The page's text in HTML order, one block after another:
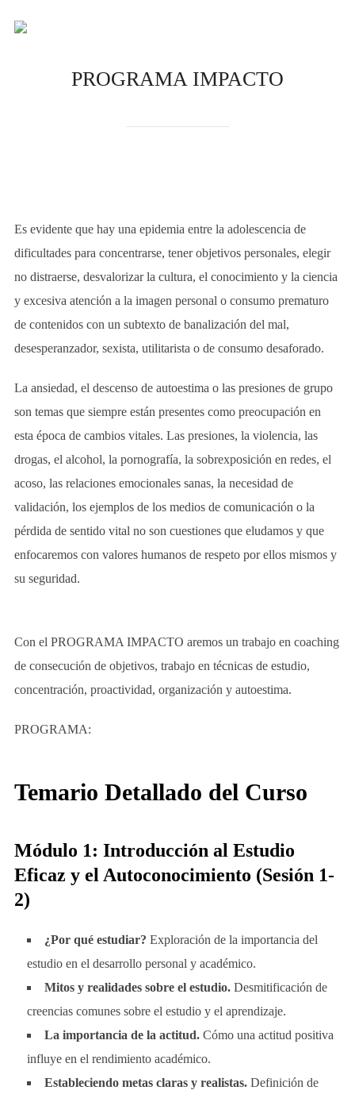
PROGRAMA IMPACTO
Es evidente que hay una epidemia entre la adolescencia de
dificultades para concentrarse, tener objetivos personales, elegir
no distraerse, desvalorizar la cultura, el conocimiento y la ciencia
y excesiva atención a la imagen personal o consumo prematuro
de contenidos con un subtexto de banalización del mal,
desesperanzador, sexista, utilitarista o de consumo desaforado.
La ansiedad, el descenso de autoestima o las presiones de grupo
son temas que siempre están presentes como preocupación en
esta época de cambios vitales. Las presiones, la violencia, las
drogas, el alcohol, la pornografía, la sobrexposición en redes, el
acoso, las relaciones emocionales sanas, la necesidad de
validación, los ejemplos de los medios de comunicación o la
pérdida de sentido vital no son cuestiones que eludamos y que
enfocaremos con valores humanos de respeto por ellos mismos y
su seguridad.
Con el PROGRAMA IMPACTO aremos un trabajo en coaching
de consecución de objetivos, trabajo en técnicas de estudio,
concentración, proactividad, organización y autoestima.
PROGRAMA:
Temario Detallado del Curso
Módulo 1: Introducción al Estudio
Eficaz y el Autoconocimiento (Sesión 1-
2)
¿Por qué estudiar? Exploración de la importancia del
estudio en el desarrollo personal y académico.
Mitos y realidades sobre el estudio.Desmitificación de
creencias comunes sobre el estudio y el aprendizaje.
La importancia de la actitud.Cómo una actitud positiva
influye en el rendimiento académico.
Estableciendo metas claras y realistas.Definición de